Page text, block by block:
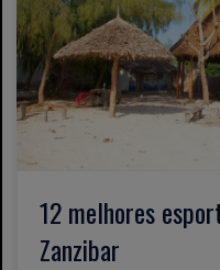
12 melhores
Zanzibar